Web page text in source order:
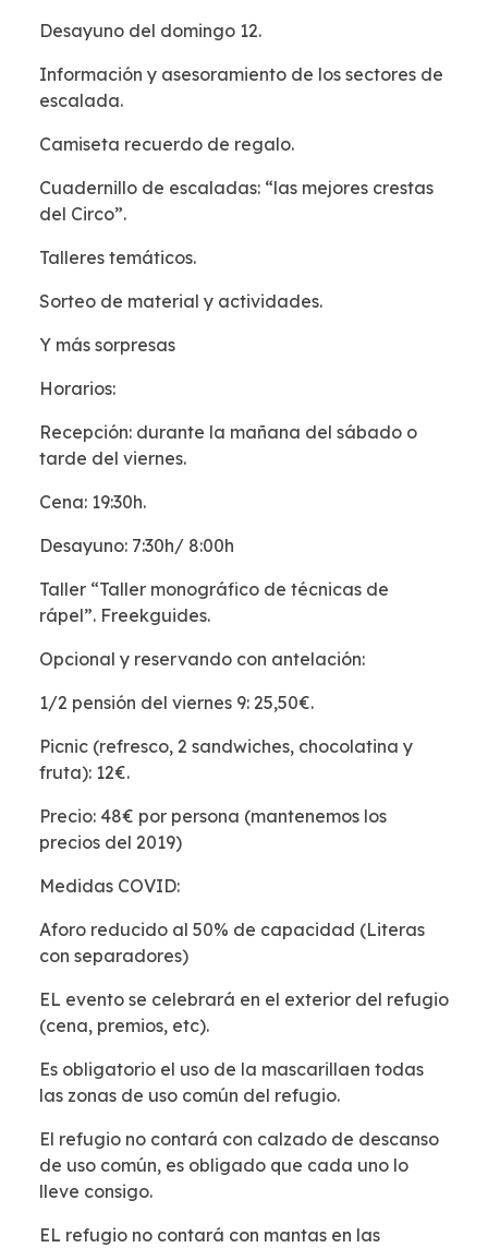
Desayuno del domingo 12.
Información y asesoramiento de los sectores de
escalada.
Camiseta recuerdo de regalo.
Cuadernillo de escaladas: “las mejores crestas
del Circo”.
Talleres temáticos.
Sorteo de material y actividades.
Y más sorpresas
Horarios:
Recepción: durante la mañana del sábado o
tarde del viernes.
Cena: 19:30h.
Desayuno: 7:30h/ 8:00h
Taller “Taller monográfico de técnicas de
rápel”. Freekguides.
Opcional y reservando con antelación:
1/2 pensión del viernes 9: 25,50€.
Picnic (refresco, 2 sandwiches, chocolatina y
fruta): 12€.
Precio: 48€ por persona (mantenemos los
precios del 2019)
Medidas COVID:
Aforo reducido al 50% de capacidad (Literas
con separadores)
EL evento se celebrará en el exterior del refugio
(cena, premios, etc).
Es obligatorio el uso de la mascarillaen todas
las zonas de uso común del refugio.
El refugio no contará con calzado de descanso
de uso común, es obligado que cada uno lo
lleve consigo.
EL refugio no contará con mantas en las